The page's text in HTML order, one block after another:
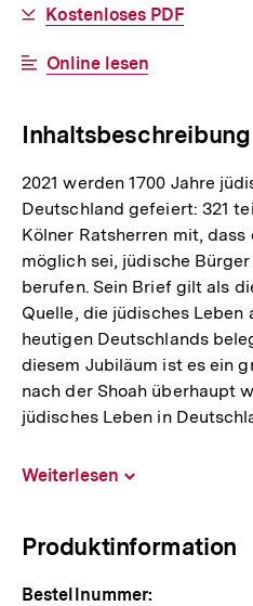
Download-
Kostenloses PDF
Interner
Online lesen
Inhaltsbeschreibung
2021 werden 1700 Jahre
Deutschland gefeiert: 321
Kölner Ratsherren mit,
möglich sei, jüdische
berufen. Sein Brief gilt als
Quelle, die jüdisches Leben
heutigen Deutschlands
diesem Jubiläum ist es ein
nach der Shoah überhaupt
jüdisches Leben in
Weiterlesen
Produktinformation
Bestellnummer: